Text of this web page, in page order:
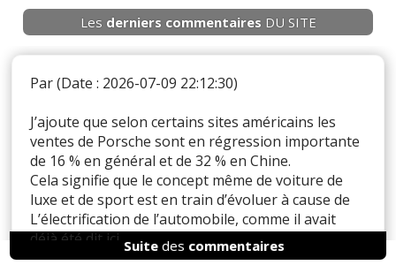
Les derniers commentaires DU SITE
Par(Date : 2026-07-09 22:12:30)
J’ajoute que selon certains sites américains les
ventes de Porsche sont en régression importante
de 16 % en général et de 32 % en Chine.
Cela signifie que le concept même de voiture de
luxe et de sport est en train d’évoluer à cause de
L’électrification de l’automobile, comme il avait
déjà été dit ici.
Or comme la Chine est devenu avec les USA le plus
Suitedes commentaires